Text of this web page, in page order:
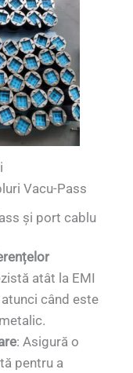
Vacu-Pass
și port cablu
atât la EMI
când este
: Asigură o
pentru a